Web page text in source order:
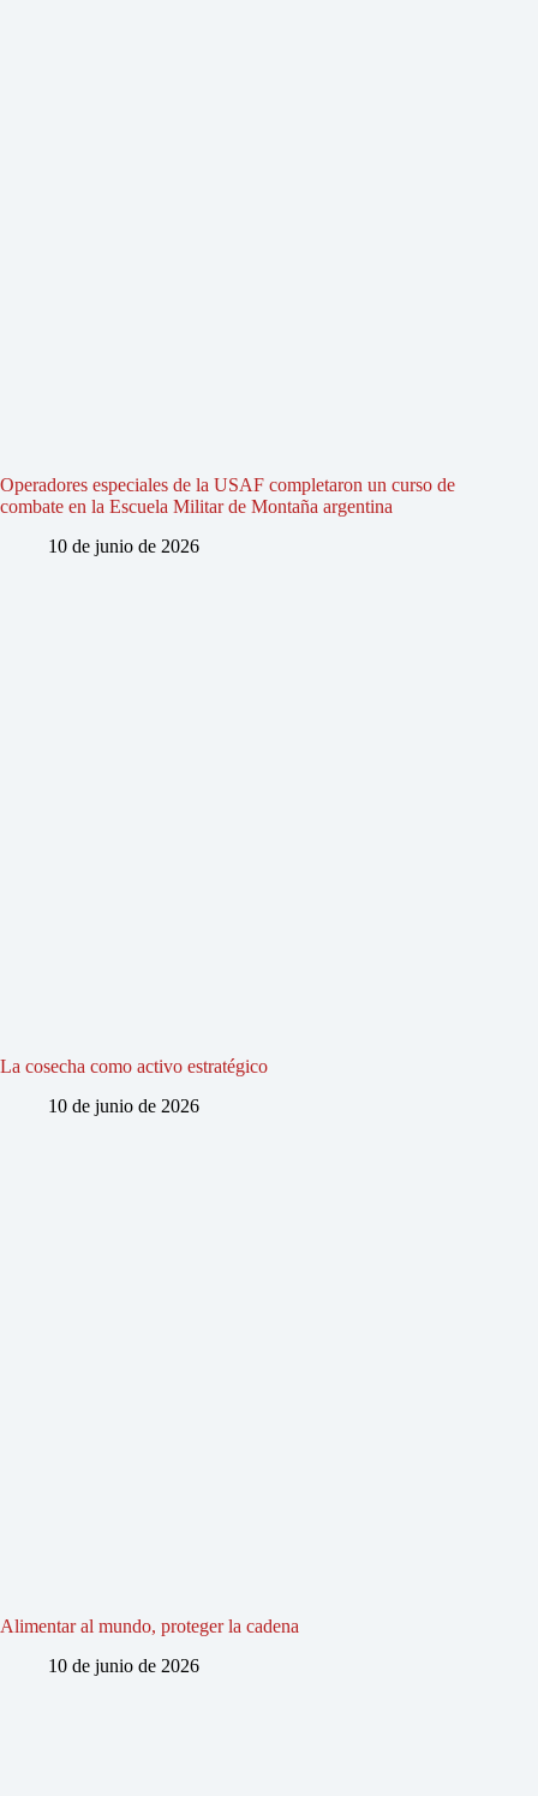
Operadores especiales de la USAF completaron un curso de
combate en la Escuela Militar de Montaña argentina
10 de junio de 2026
La cosecha como activo estratégico
10 de junio de 2026
Alimentar al mundo, proteger la cadena
10 de junio de 2026